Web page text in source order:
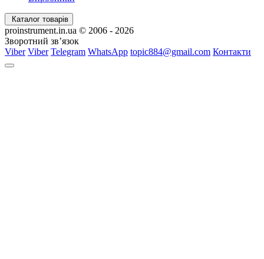
Каталог товарів
proinstrument.in.ua © 2006 - 2026
Зворотний зв’язок
Viber Viber Telegram WhatsApp topic884@gmail.com Контакти